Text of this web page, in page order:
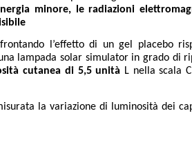
minore, le radiazioni
l’effetto di un gel placebo
lampada solar simulator in grado di
cutanea di 5,5 unità L nella scala
la variazione di luminosità dei